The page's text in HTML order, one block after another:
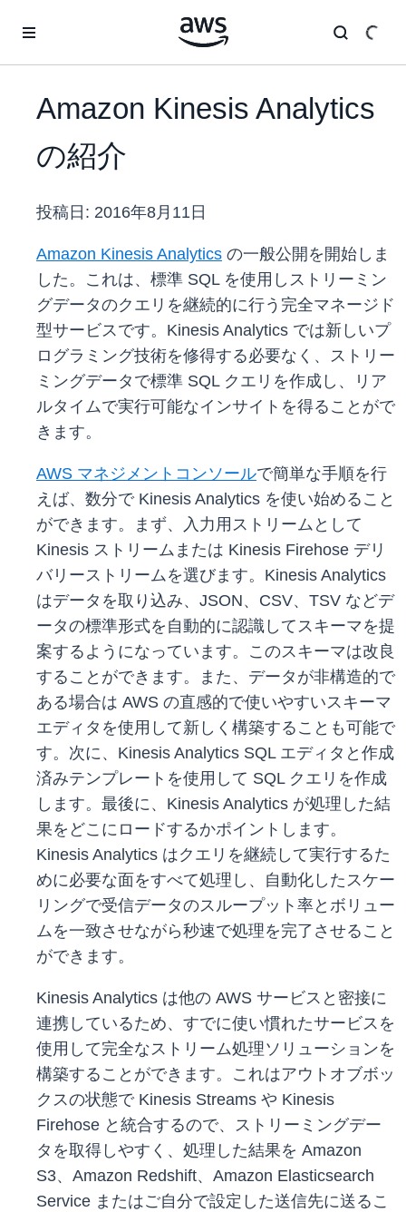
Amazon Kinesis Analytics
の紹介
投稿日: 2016年8月11日
Amazon Kinesis Analytics の一般公開を開始しま
した。これは、標準 SQL を使用しストリーミン
グデータのクエリを継続的に行う完全マネージド
型サービスです。Kinesis Analytics では新しいプ
ログラミング技術を修得する必要なく、ストリー
ミングデータで標準 SQL クエリを作成し、リア
ルタイムで実行可能なインサイトを得ることがで
きます。
AWS マネジメントコンソールで簡単な手順を行
えば、数分で Kinesis Analytics を使い始めること
ができます。まず、入力用ストリームとして
Kinesis ストリームまたは Kinesis Firehose デリ
バリーストリームを選びます。Kinesis Analytics
はデータを取り込み、JSON、CSV、TSV などデ
ータの標準形式を自動的に認識してスキーマを提
案するようになっています。このスキーマは改良
することができます。また、データが非構造的で
ある場合は AWS の直感的で使いやすいスキーマ
エディタを使用して新しく構築することも可能で
す。次に、Kinesis Analytics SQL エディタと作成
済みテンプレートを使用して SQL クエリを作成
します。最後に、Kinesis Analytics が処理した結
果をどこにロードするかポイントします。
Kinesis Analytics はクエリを継続して実行するた
めに必要な面をすべて処理し、自動化したスケー
リングで受信データのスループット率とボリュー
ムを一致させながら秒速で処理を完了させること
ができます。
Kinesis Analytics は他の AWS サービスと密接に
連携しているため、すでに使い慣れたサービスを
使用して完全なストリーム処理ソリューションを
構築することができます。これはアウトオブボッ
クスの状態で Kinesis Streams や Kinesis
Firehose と統合するので、ストリーミングデー
タを取得しやすく、処理した結果を Amazon
S3、Amazon Redshift、Amazon Elasticsearch
Service またはご自分で設定した送信先に送るこ